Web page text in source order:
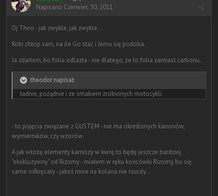
Napisano Czerwiec 30, 2011
Oj Theo - jak zwykle, jak zwykle...
Robi chłop sam, na ile Go stać i Jemu się podoba.
Ja zdarłem, bo folia odlazła - nie dlatego, że to folia zamiast carbonu.
theodor napisał:
ładnie, pożądnie i ze smakiem zrobionych motocykli.
- to pojęcia związane z GUSTEM - nie ma określonych kanonów,
wymierników, czy wzorów.
A jak włożę elementy karniszy w kierę to będę jeszcze bardziej
"ekskluzywny" od Rizomy - miałem w ręku końcówki Rizomy, bo się
same odkręcały - jakoś mnie na kolana nie rzuciły...